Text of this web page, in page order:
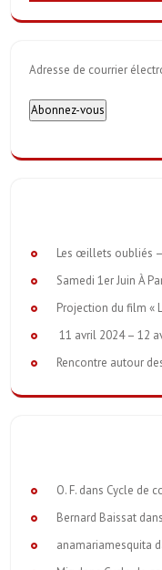
Adresse de courrier
Les œillets oubliés
Samedi 1er Juin À
Projection du film «
11 avril 2024 – 12
Rencontre autour
O. F. dans Cycle de
Bernard Baissat dans
anamariamesquita